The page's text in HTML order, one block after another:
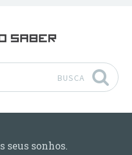
BUSCA
seus sonhos.